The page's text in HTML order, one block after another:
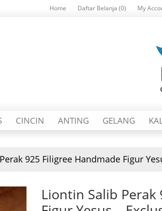
Home Daftar Belanja (0) My
CINCIN ANTING GELANG
925 Filigree Handmade Figur
Liontin Salib